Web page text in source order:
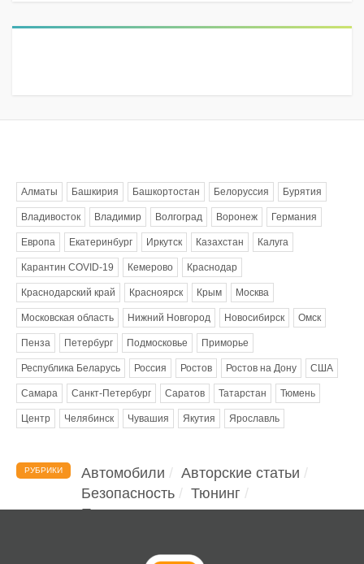
Алматы Башкирия Башкортостан Белоруссия Бурятия
Владивосток Владимир Волгоград Воронеж Германия
Европа Екатеринбург Иркутск Казахстан Калуга
Карантин COVID-19 Кемерово Краснодар
Краснодарский край Красноярск Крым Москва
Московская область Нижний Новгород Новосибирск Омск
Пенза Петербург Подмосковье Приморье
Республика Беларусь Россия Ростов Ростов на Дону США
Самара Санкт-Петербург Саратов Татарстан Тюмень
Центр Челябинск Чувашия Якутия Ярославль
РУБРИКИ Автомобили
Авторские статьи
Безопасность
Тюнинг
Помощь водителю